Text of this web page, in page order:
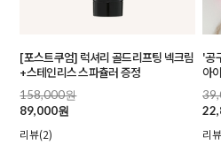
[포스트쿠엄] 럭셔리 골드리프팅 넥크림
+스테인리스 스파츌러 증정
158,000원
89,000원
리뷰(2)
'공
아
리